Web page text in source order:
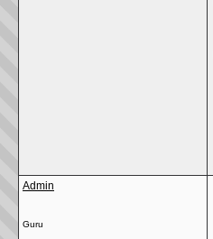
Admin
Guru